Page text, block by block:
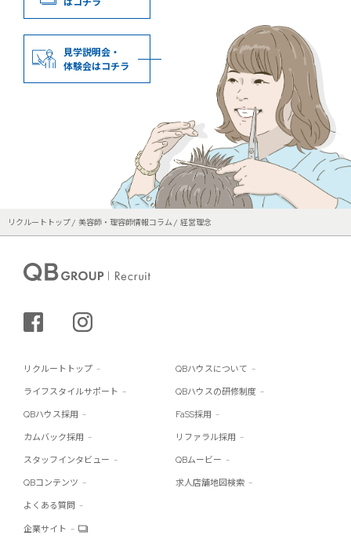
見学説明会・
体験会はコチラ
リクルートトップ 美容師・理容師情報コラム 経営理念
シェアする
リクルートトップ QBハウスについて
ライフスタイルサポート QBハウスの研修制度
QBハウス採用 FaSS採用
カムバック採用 リファラル採用
スタッフインタビュー QBムービー
QBコンテンツ 求人店舗地図検索
よくある質問
企業サイト